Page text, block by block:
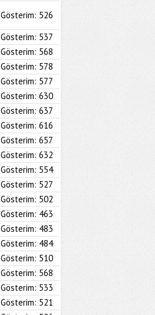
Gösterim: 526
Gösterim: 537
Gösterim: 568
Gösterim: 578
Gösterim: 577
Gösterim: 630
Gösterim: 637
Gösterim: 616
Gösterim: 657
Gösterim: 632
Gösterim: 554
Gösterim: 527
Gösterim: 502
Gösterim: 463
Gösterim: 483
Gösterim: 484
Gösterim: 510
Gösterim: 568
Gösterim: 533
Gösterim: 521